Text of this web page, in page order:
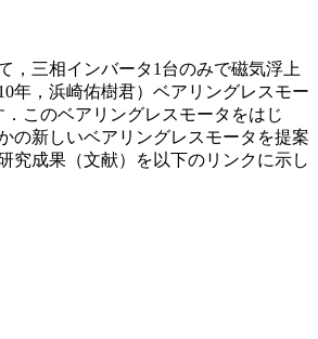
，三相インバータ1台のみで磁気浮上
年，浜崎佑樹君）ベアリングレスモー
このベアリングレスモータをはじ
の新しいベアリングレスモータを提案
究成果（文献）を以下のリンクに示し